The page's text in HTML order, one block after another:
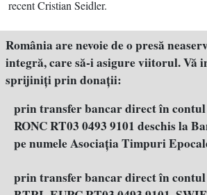
recent Cristian Seidler.
România are nevoie de o presă
integră, care să-i asigure viitorul. Vă
sprijiniţi prin donaţii:
prin transfer bancar direct în
RONC RT03 0493 9101 deschis la
pe numele Asociația Timpuri
prin transfer bancar direct în contul